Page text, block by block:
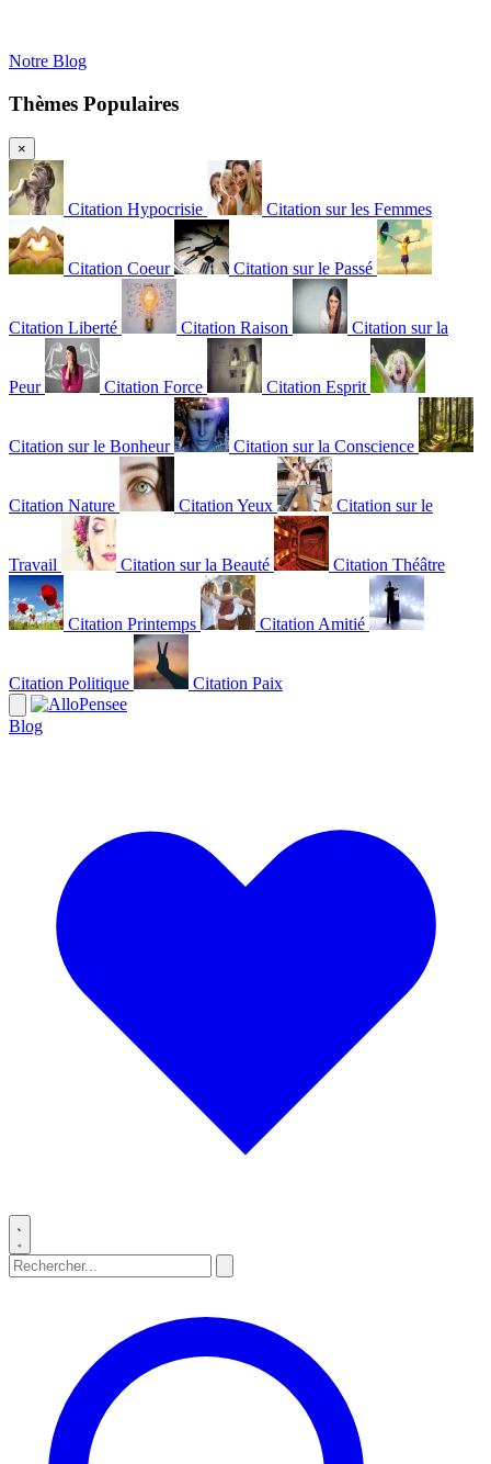
Notre Blog
Thèmes Populaires
×
Citation Hypocrisie Citation sur les Femmes
Citation Coeur Citation sur le Passé
Citation Liberté Citation Raison Citation sur la
Peur Citation Force Citation Esprit
Citation sur le Bonheur Citation sur la Conscience
Citation Nature Citation Yeux Citation sur le
Travail Citation sur la Beauté Citation Théâtre
Citation Printemps Citation Amitié
Citation Politique Citation Paix
Blog